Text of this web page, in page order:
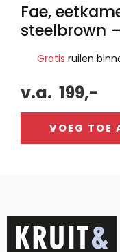
Fae,
steelbrown
Gratis ruilen
v.a. 199,-
VOEG TOE